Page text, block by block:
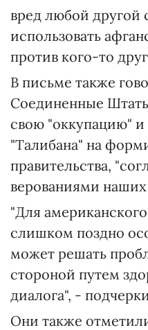
вред любой другой
использовать
против кого-то
В письме также
Соединенные
свою "оккупацию" и
"Талибана" на
правительства,
верованиями
"Для
слишком поздно
может решать
стороной путем
диалога", -
Они также